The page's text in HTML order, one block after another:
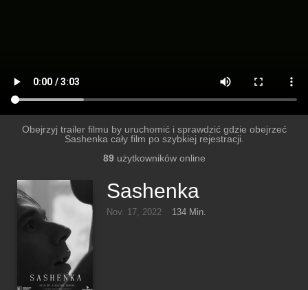
Obejrzyj trailer filmu by uruchomić i sprawdzić gdzie obejrzeć
Sashenka cały film po szybkiej rejestracji.
89użytkowników online
Sashenka
Nov. 17, 2022 134 Min.